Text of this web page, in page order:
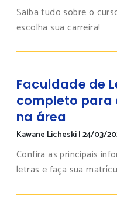
Saiba tudo sobre o
escolha sua carreira!
Faculdade de
completo para
na área
Kawane Licheski|24/03/
Confira as principais
letras e faça sua